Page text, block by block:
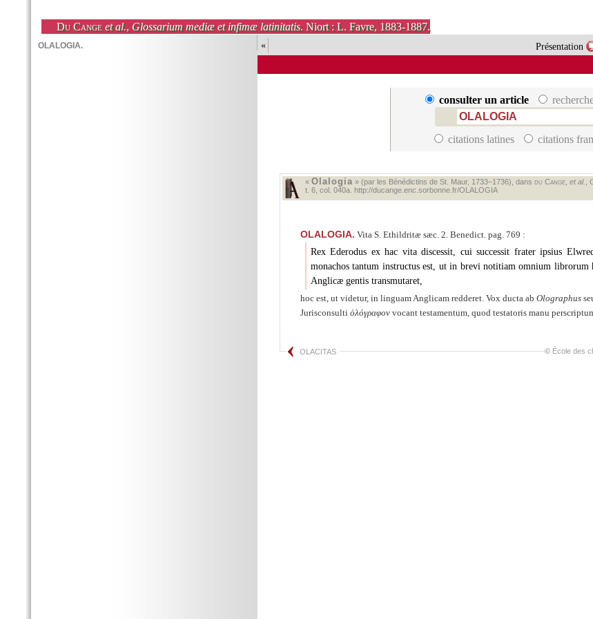
Du Cange et al., Glossarium mediæ et infimæ latinitatis. Niort : L. Favre, 1883-1887.
« Présentation
consulter un article
citations latines citations
« Olalogia » (par les Bénédictins de St. Maur, 1733–1736), dans du Cange, et al.
t. 6, col. 040a. http://ducange.enc.sorbonne.fr/OLALOGIA
OLALOGIA. Vita S. Ethildritæ sæc. 2. Benedict. pag. 769 :
Rex Ederodus ex hac vita discessit, cui successit frater ipsius
monachos tantum instructus est, ut in brevi notitiam omnium librorum
Anglicæ gentis transmutaret,
hoc est, ut videtur, in linguam Anglicam redderet. Vox ducta ab Olographus
Jurisconsulti ὁλόγραφονvocant testamentum, quod testatoris manu
OLACITAS © École des